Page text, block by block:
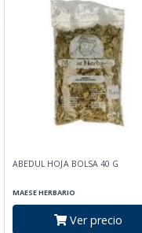
ABEDUL HOJA BOLSA 40 G
MAESE HERBARIO
Ver precio